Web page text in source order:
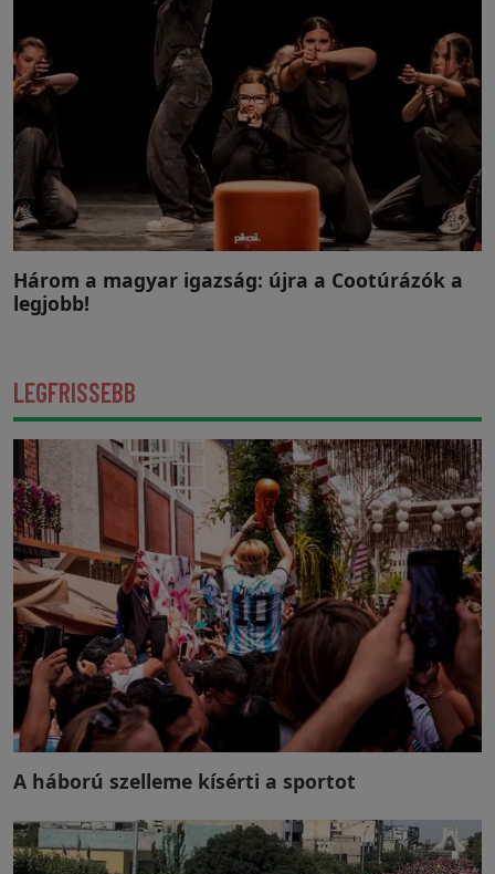
Három a magyar igazság: újra a Cootúrázók a
legjobb!
LEGFRISSEBB
A háború szelleme kísérti a sportot